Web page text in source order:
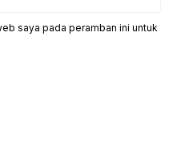
saya pada peramban ini untuk